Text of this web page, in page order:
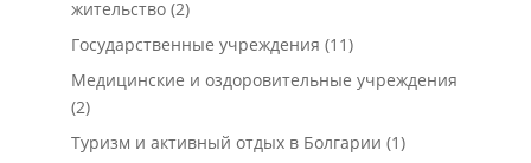
жительство(2)
Государственные учреждения (11)
Медицинские и оздоровительные учреждения
(2)
Туризм и активный отдых в Болгарии (1)